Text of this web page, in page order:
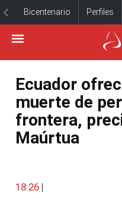
Bicentenario Perfiles
Ecuador
muerte de
frontera,
Maúrtua
18:26 |